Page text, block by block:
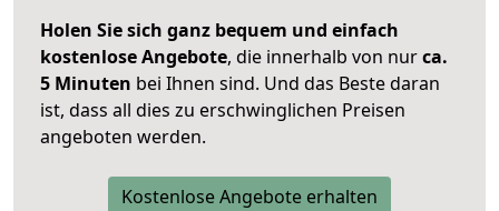
Holen Sie sich ganz bequem und einfach
kostenlose Angebote, die innerhalb von nurca.
5 Minuten bei Ihnen sind. Und das Beste daran
ist, dass all dies zu erschwinglichen Preisen
angeboten werden.
Kostenlose Angebote erhalten